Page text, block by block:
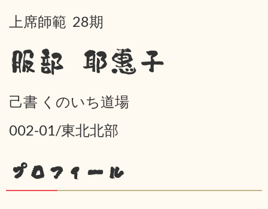
上席師範 28期
服部 耶惠子
己書 くのいち道場
002-01/東北北部
プロフィール